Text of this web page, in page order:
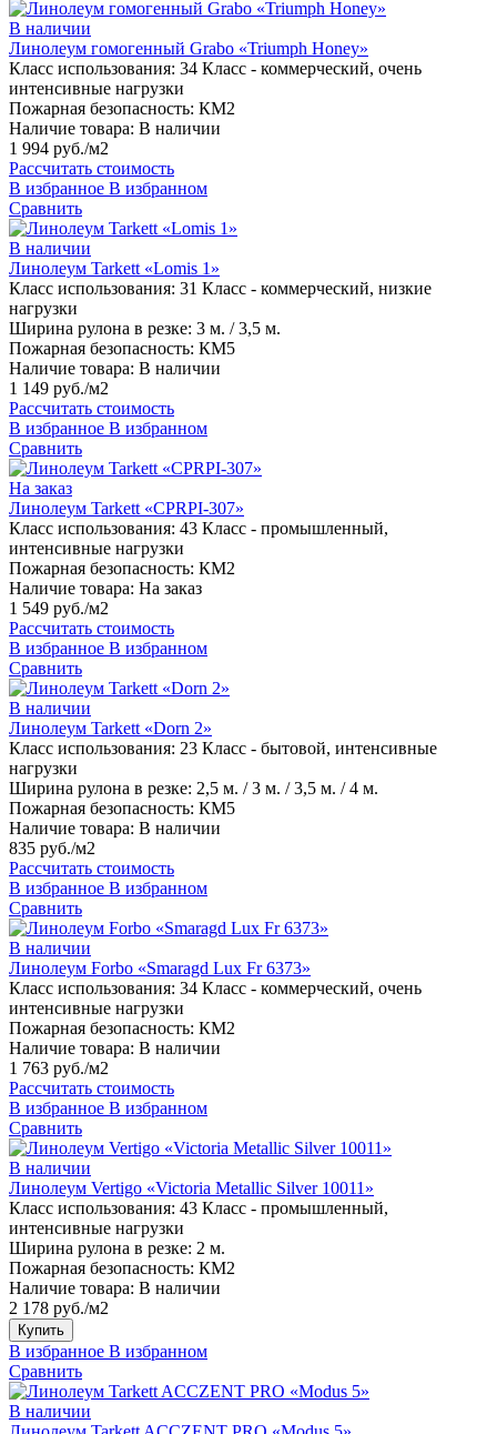
В наличии
Линолеум гомогенный Grabo «Triumph Honey»
Класс использования: 34 Класс - коммерческий, очень
интенсивные нагрузки
Пожарная безопасность: КМ2
Наличие товара: В наличии
1 994 руб./м2
Рассчитать стоимость
В избранное В избранном
Сравнить
В наличии
Линолеум Tarkett «Lomis 1»
Класс использования: 31 Класс - коммерческий, низкие
нагрузки
Ширина рулона в резке: 3 м. / 3,5 м.
Пожарная безопасность: КМ5
Наличие товара: В наличии
1 149 руб./м2
Рассчитать стоимость
В избранное В избранном
Сравнить
На заказ
Линолеум Tarkett «CPRPI-307»
Класс использования: 43 Класс - промышленный,
интенсивные нагрузки
Пожарная безопасность: КМ2
Наличие товара: На заказ
1 549 руб./м2
Рассчитать стоимость
В избранное В избранном
Сравнить
В наличии
Линолеум Tarkett «Dorn 2»
Класс использования: 23 Класс - бытовой, интенсивные
нагрузки
Ширина рулона в резке: 2,5 м. / 3 м. / 3,5 м. / 4 м.
Пожарная безопасность: КМ5
Наличие товара: В наличии
835 руб./м2
Рассчитать стоимость
В избранное В избранном
Сравнить
В наличии
Линолеум Forbo «Smaragd Lux Fr 6373»
Класс использования: 34 Класс - коммерческий, очень
интенсивные нагрузки
Пожарная безопасность: КМ2
Наличие товара: В наличии
1 763 руб./м2
Рассчитать стоимость
В избранное В избранном
Сравнить
В наличии
Линолеум Vertigo «Victoria Metallic Silver 10011»
Класс использования: 43 Класс - промышленный,
интенсивные нагрузки
Ширина рулона в резке: 2 м.
Пожарная безопасность: КМ2
Наличие товара: В наличии
2 178 руб./м2
Купить
В избранное В избранном
Сравнить
В наличии